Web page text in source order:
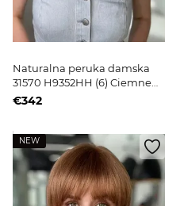
Naturalna peruka damska
31570 H9352HH (6) Ciemne
krótkie włosy
€342
NEW